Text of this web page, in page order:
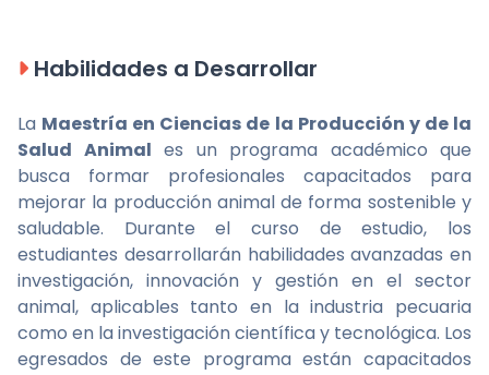
Habilidades a Desarrollar
La Maestría en Ciencias de la Producción y de la
Salud Animal es un programa académico que
busca formar profesionales capacitados para
mejorar la producción animal de forma sostenible y
saludable. Durante el curso de estudio, los
estudiantes desarrollarán habilidades avanzadas en
investigación, innovación y gestión en el sector
animal, aplicables tanto en la industria pecuaria
como en la investigación científica y tecnológica. Los
egresados de este programa están capacitados